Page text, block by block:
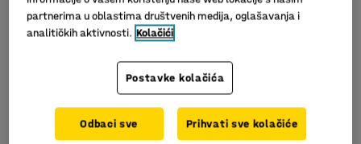
partnerima u oblastima društvenih medija, oglašavanja i
analitičkih aktivnosti. Kolačići
Postavke kolačića
Odbaci sve Prihvati sve kolačiće